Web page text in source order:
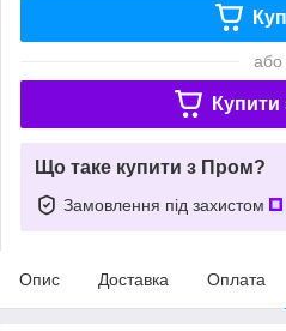
або
Купити
Що таке купити з Пром?
Замовлення під захистом
Опис Доставка Оплата